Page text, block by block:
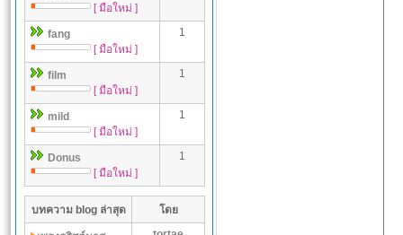
[ มือใหม่ ]
fang
[ มือใหม่ ]
1
film
[ มือใหม่ ]
1
mild
[ มือใหม่ ]
1
Donus
[ มือใหม่ ]
1
บทความ blog ล่าสุด โดย